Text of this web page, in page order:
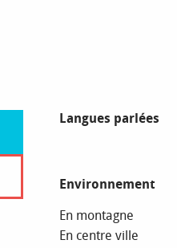
Langues parlées
Langues parlées
Environnement
Environnement
En montagne
En centre ville